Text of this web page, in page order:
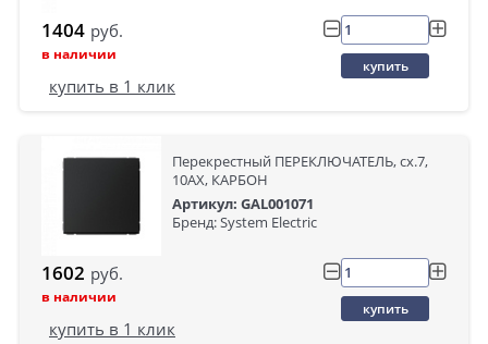
1404 руб.
в наличии
купить
купить в 1 клик
Перекрестный ПЕРЕКЛЮЧАТЕЛЬ, сх.7,
10АХ, КАРБОН
Артикул: GAL001071
Бренд: System Electric
1602 руб.
в наличии
купить
купить в 1 клик